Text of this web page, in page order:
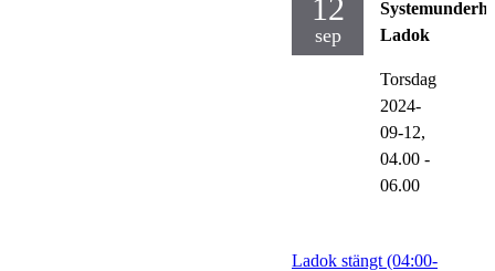
12
sep
Ladok
Torsdag
2024-
09-12,
04.00 -
06.00
Ladok stängt (04:00-